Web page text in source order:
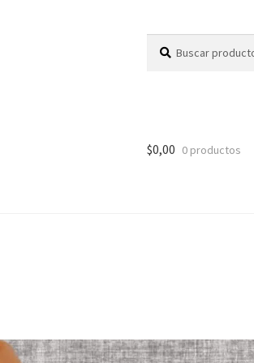
por:
$0,00 0 productos